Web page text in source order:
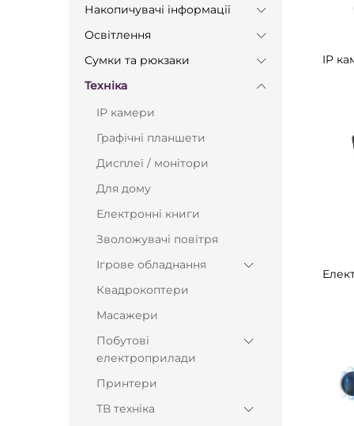
IP
Накопичувачі інформації
Освітлення
Сумки та рюкзаки
Техніка
IP камери
Графічні планшети
Дисплеї / монітори
Для дому
Електронні книги
Зволожувачі повітря
Ігрове обладнання
Квадрокоптери
Масажери
Побутові
електроприлади
Принтери
ТВ техніка